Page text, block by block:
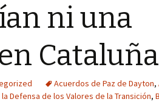
ni una
Acuerdos de Paz de Dayton,
Defensa de los Valores de la Transición,